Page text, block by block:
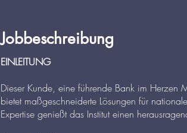
Jobbeschreibung
EINLEITUNG
Dieser Kunde, eine führende Bank im Herzen
bietet maßgeschneiderte Lösungen für
Expertise genießt das Institut einen